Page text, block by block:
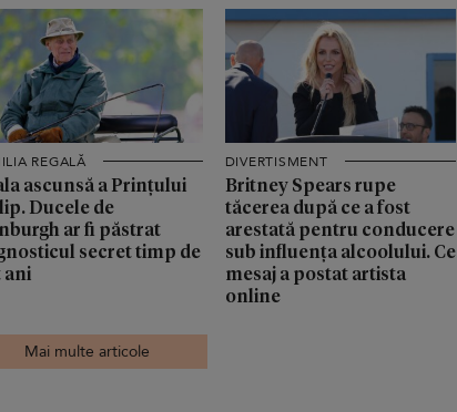
REGALĂ
ascunsă a Prințului
Ducele de
ar fi păstrat
secret timp de
ani
DIVERTISMENT
Britney Spears rupe
tăcerea după ce a fost
arestată pentru conducere
sub influența alcoolului. Ce
mesaj a postat artista
online
Mai multe articole